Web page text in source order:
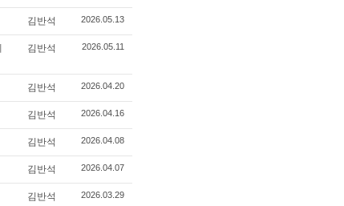
김반석 2026.05.13
김반석 2026.05.11
김반석 2026.04.20
김반석 2026.04.16
김반석 2026.04.08
김반석 2026.04.07
김반석 2026.03.29